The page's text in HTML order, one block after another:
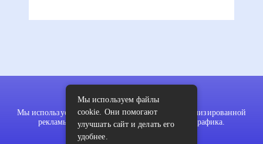
Мы используем файлы cookie для показа персонализированной
рекламы и/или контента и анализа нашего трафика.
Мы используем файлы
cookie. Они помогают
улучшать сайт и делать его
удобнее.